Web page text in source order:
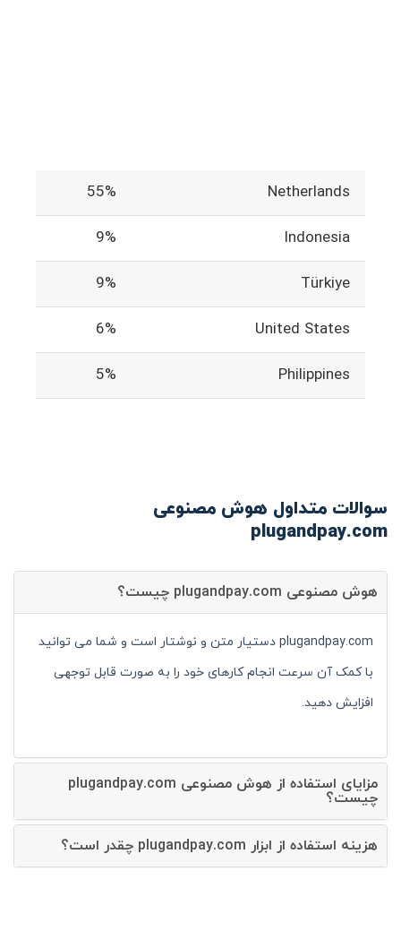
Netherlands
55%
Indonesia
9%
Türkiye
9%
United States
6%
Philippines
5%
سوالات متداول هوش مصنوعی
plugandpay.com
هوش مصنوعی plugandpay.com چیست؟
plugandpay.com دستیار متن و نوشتار است و شما می توانید
با کمک آن سرعت انجام کارهای خود را به صورت قابل توجهی
افزایش دهید.
مزایای استفاده از هوش مصنوعی plugandpay.com
چیست؟
هزینه استفاده از ابزار plugandpay.com چقدر است؟